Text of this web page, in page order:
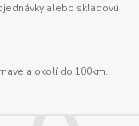
alebo skladovú
a okolí do 100km.